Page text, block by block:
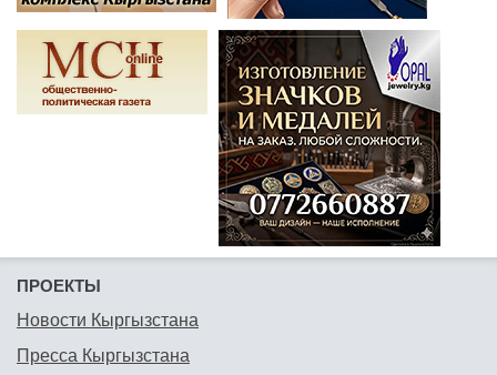
ПРОЕКТЫ
Новости Кыргызстана
Пресса Кыргызстана